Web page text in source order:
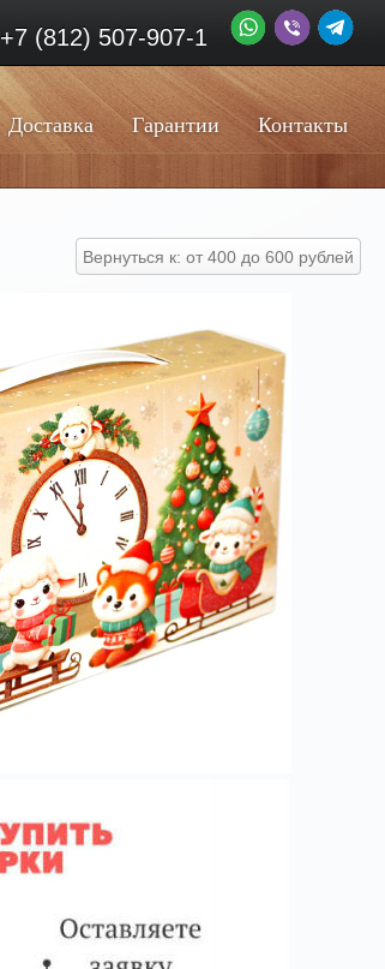
+7 (812) 507-907-1
Доставка Гарантии Контакты
Вернуться к: от 400 до 600 рублей